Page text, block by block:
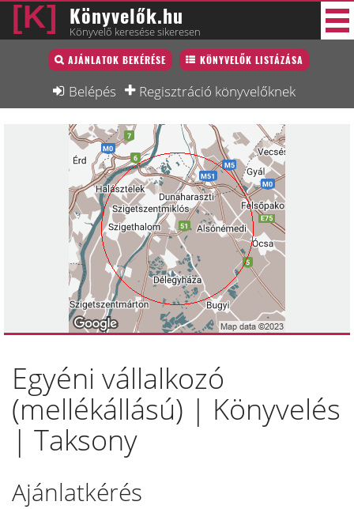
Könyvelők.hu
Könyvelő keresése sikeresen
AJÁNLATOK BEKÉRÉSE KÖNYVELŐK LISTÁZÁSA
Belépés Regisztráció könyvelőknek
Könyvelő lista
Könyvelési munkák
Képzésnaptár
Egyéni vállalkozó
(mellékállású) | Könyvelés
| Taksony
Ajánlatkérés